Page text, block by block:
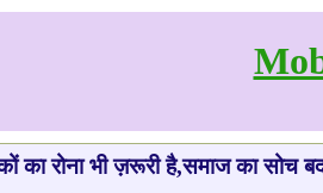
का रोना भी ज़रूरी है,समाज का सोच